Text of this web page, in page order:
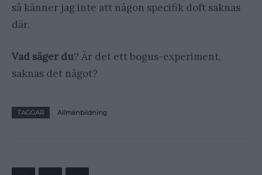
så känner jag inte att någon specifik doft saknas
där.
Vad säger du? Är det ett bogus-experiment,
saknas det något?
TAGGAR Allmänbildning